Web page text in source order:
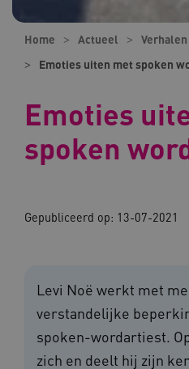
Home Actueel
Verhalen
Emoties uiten met spoken
Emoties
spoken
Gepubliceerd op: 13-07-2021
Levi Noë werkt met
verstandelijke
spoken-wordartiest.
zich en deelt hij zijn